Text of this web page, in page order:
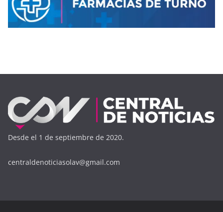
Desde el 1 de septiembre de 2020.
centraldenoticiasolav@gmail.com